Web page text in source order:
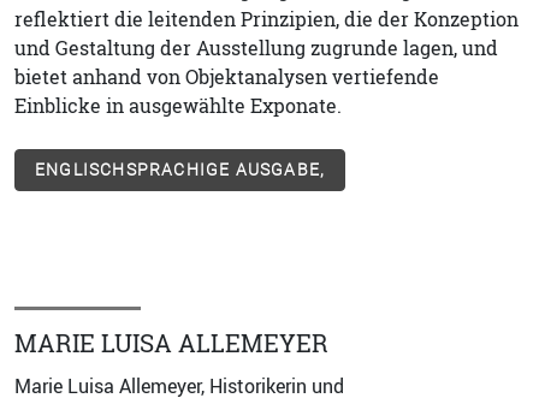
reflektiert die leitenden Prinzipien, die der Konzeption
und Gestaltung der Ausstellung zugrunde lagen, und
bietet anhand von Objektanalysen vertiefende
Einblicke in ausgewählte Exponate.
ENGLISCHSPRACHIGE AUSGABE,
MARIE LUISA ALLEMEYER
Marie Luisa Allemeyer, Historikerin und